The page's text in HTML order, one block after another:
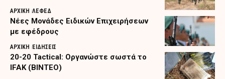
ΑΡΧΙΚΗ ΛΕΦΕΔ
Nέες Μονάδες Ειδικών Επιχειρήσεων
με εφέδρους
ΑΡΧΙΚΗ ΕΙΔΗΣΕΙΣ
20-20 Tactical: Οργανώστε σωστά το
IFAK (ΒΙΝΤΕΟ)